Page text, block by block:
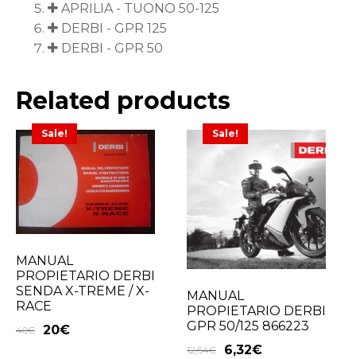
APRILIA - TUONO 50-125
DERBI - GPR 125
DERBI - GPR 50
Related products
Sale!
MANUAL
PROPIETARIO DERBI
SENDA X-TREME / X-
RACE
40€ 20€
Sale!
MANUAL
PROPIETARIO DERBI
GPR 50/125 866223
12,64€ 6,32€